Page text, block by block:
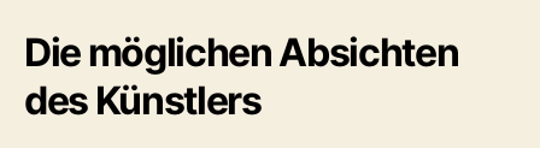
Die möglichen Absichten
des Künstlers